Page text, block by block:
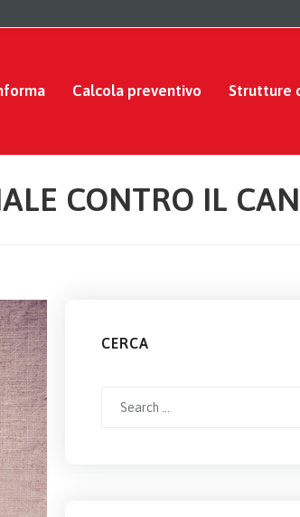
Calcola preventivo Strutture
CONTRO IL
CERCA